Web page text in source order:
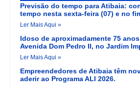
Previsão do tempo para Atibaia:
tempo nesta sexta-feira (07) e no
Ler Mais Aqui »
Idoso de aproximadamente 75
Avenida Dom Pedro II, no Jardim
Ler Mais Aqui »
Empreendedores de Atibaia têm
aderir ao Programa ALI 2026.